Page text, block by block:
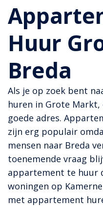
Huur
Breda
Als je op zoek bent
huren in Grote
goede adres.
zijn erg populair
mensen naar Breda
toenemende vraag
appartement te huur
woningen op
met appartement